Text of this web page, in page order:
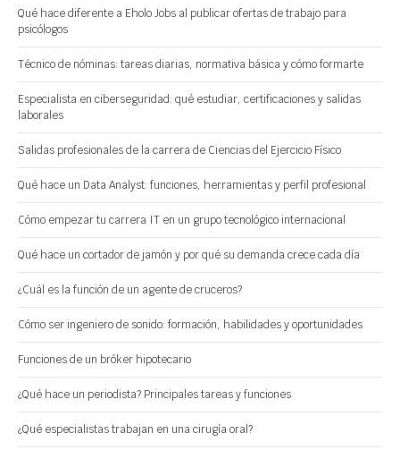
Qué hace diferente a Eholo Jobs al publicar ofertas de trabajo para
psicólogos
Técnico de nóminas: tareas diarias, normativa básica y cómo formarte
Especialista en ciberseguridad: qué estudiar, certificaciones y salidas
laborales
Salidas profesionales de la carrera de Ciencias del Ejercicio Físico
Qué hace un Data Analyst: funciones, herramientas y perfil profesional
Cómo empezar tu carrera IT en un grupo tecnológico internacional
Qué hace un cortador de jamón y por qué su demanda crece cada día
¿Cuál es la función de un agente de cruceros?
Cómo ser ingeniero de sonido: formación, habilidades y oportunidades
Funciones de un bróker hipotecario
¿Qué hace un periodista? Principales tareas y funciones
¿Qué especialistas trabajan en una cirugía oral?